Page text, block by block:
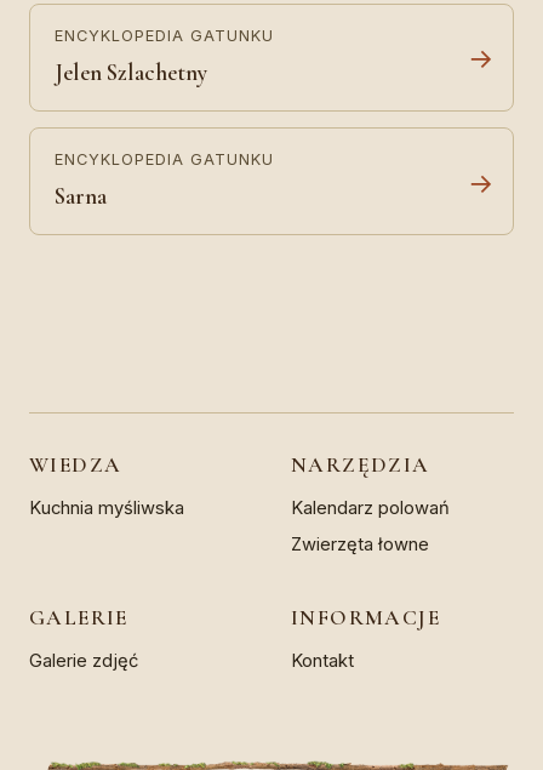
ENCYKLOPEDIA GATUNKU
Jelen Szlachetny →
ENCYKLOPEDIA GATUNKU
Sarna →
WIEDZA
Kuchnia myśliwska
NARZĘDZIA
Kalendarz polowań
Zwierzęta łowne
GALERIE
Galerie zdjęć
INFORMACJE
Kontakt